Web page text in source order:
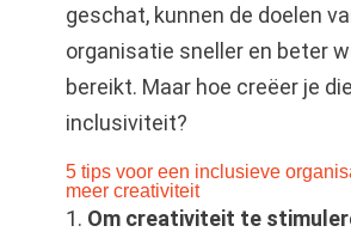
geschat, kunnen de doelen
organisatie sneller en beter
bereikt. Maar hoe creëer je
inclusiviteit?
5 tips voor een inclusieve
meer creativiteit
1. Om creativiteit te